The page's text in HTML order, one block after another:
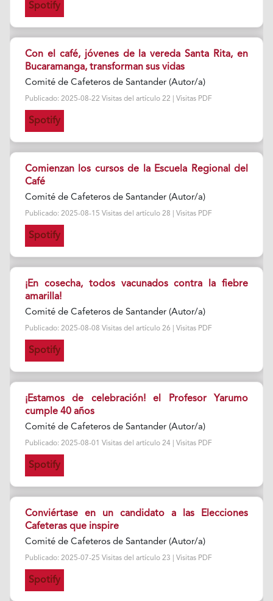
Spotify
Con el café, jóvenes de la vereda Santa Rita, en
Bucaramanga, transforman sus vidas
Comité de Cafeteros de Santander (Autor/a)
Publicado: 2025-08-22 Visitas del artículo 22 | Visitas PDF
Spotify
Comienzan los cursos de la Escuela Regional del
Café
Comité de Cafeteros de Santander (Autor/a)
Publicado: 2025-08-15 Visitas del artículo 28 | Visitas PDF
Spotify
¡En cosecha, todos vacunados contra la fiebre
amarilla!
Comité de Cafeteros de Santander (Autor/a)
Publicado: 2025-08-08 Visitas del artículo 26 | Visitas PDF
Spotify
¡Estamos de celebración! el Profesor Yarumo
cumple 40 años
Comité de Cafeteros de Santander (Autor/a)
Publicado: 2025-08-01 Visitas del artículo 24 | Visitas PDF
Spotify
Conviértase en un candidato a las Elecciones
Cafeteras que inspire
Comité de Cafeteros de Santander (Autor/a)
Publicado: 2025-07-25 Visitas del artículo 23 | Visitas PDF
Spotify